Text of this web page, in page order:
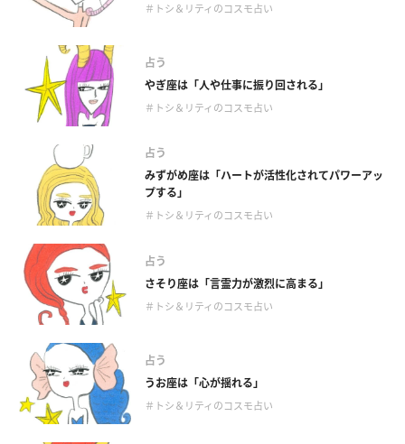
＃トシ＆リティのコスモ占い
占う
やぎ座は「人や仕事に振り回される」
＃トシ＆リティのコスモ占い
占う
みずがめ座は「ハートが活性化されてパワーアッ
プする」
＃トシ＆リティのコスモ占い
占う
さそり座は「言霊力が激烈に高まる」
＃トシ＆リティのコスモ占い
占う
うお座は「心が揺れる」
＃トシ＆リティのコスモ占い